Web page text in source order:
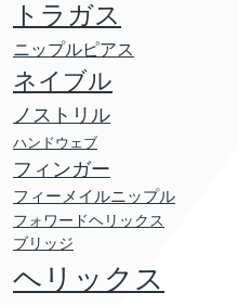
トラガス
ニップルピアス
ネイブル
ノストリル
ハンドウェブ
フィンガー
フィーメイルニップル
フォワードヘリックス
ブリッジ
ヘリックス